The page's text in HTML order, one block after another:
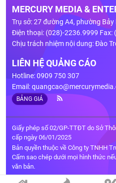
MERCURY MEDIA &
Trụ sở: 27 đường A4, phường
Điện thoại: (028)-2236.9999 Fax:
Chịu trách nhiệm nội dung: Đào
LIÊN HỆ QUẢNG CÁO
Hotline: 0909 750 307
Email:
BẢNG GIÁ
Giấy phép số 02/GP-TTĐT do Sở
cấp ngày 06/01/2025
Bản quyền thuộc về Công ty TNHH
Cấm sao chép dưới mọi hình thức
văn bản.